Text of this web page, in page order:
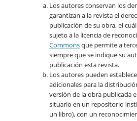
Los autores conservan los
garantizan a la revista el
publicación de su obra, el
sujeto a la licencia de
Commonsque permite a
siempre que se indique su
publicación esta revista.
Los autores pueden
adicionales para la
versión de la obra publicada
situarlo en un repositorio
un libro), con un